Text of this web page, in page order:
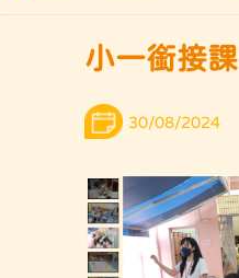
小一銜接課
30/08/2024